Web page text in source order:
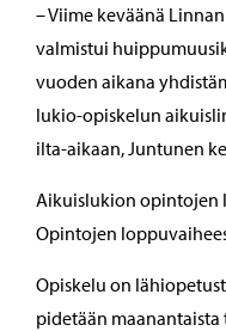
– Viime keväänä
valmistui
vuoden aikana
lukio-opiskelun
ilta-aikaan, Juntunen
Aikuislukion opintojen
Opintojen
Opiskelu on
pidetään maanantaista